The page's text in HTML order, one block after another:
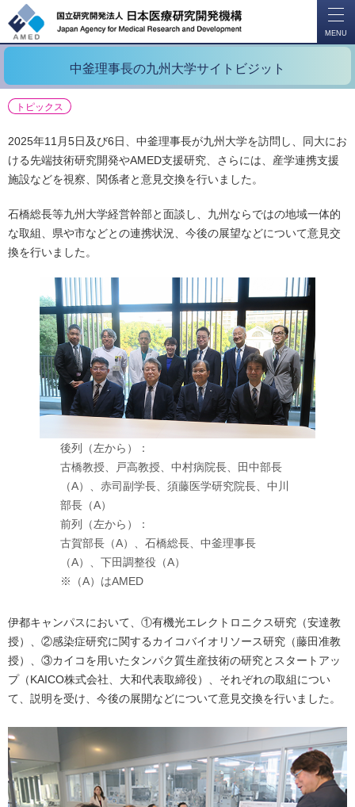
MENU
中釜理事長の九州大学サイトビジット
トピックス
2025年11月5日及び6日、中釜理事長が九州大学を訪問し、同大にお
ける先端技術研究開発やAMED支援研究、さらには、産学連携支援
施設などを視察、関係者と意見交換を行いました。
石橋総長等九州大学経営幹部と面談し、九州ならではの地域一体的
な取組、県や市などとの連携状況、今後の展望などについて意見交
換を行いました。
後列（左から）：
古橋教授、戸高教授、中村病院長、田中部長
（A）、赤司副学長、須藤医学研究院長、中川
部長（A）
前列（左から）：
古賀部長（A）、石橋総長、中釜理事長
（A）、下田調整役（A）
※（A）はAMED
伊都キャンパスにおいて、①有機光エレクトロニクス研究（安達教
授）、②感染症研究に関するカイコバイオリソース研究（藤田准教
授）、③カイコを用いたタンパク質生産技術の研究とスタートアッ
プ（KAICO株式会社、大和代表取締役）、それぞれの取組につい
て、説明を受け、今後の展開などについて意見交換を行いました。